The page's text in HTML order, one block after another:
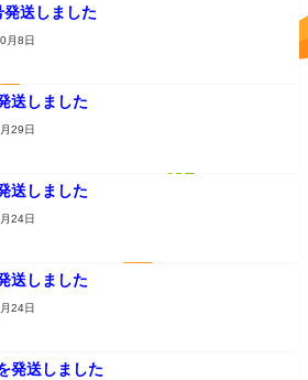
発送しました
月8日
送しました
29日
送しました
24日
送しました
24日
発送しました